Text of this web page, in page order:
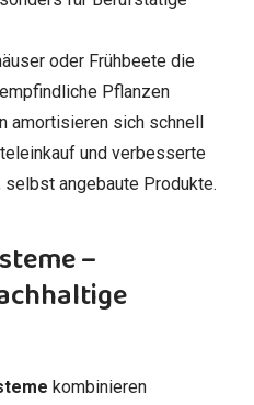
oder Frühbeete die
Pflanzen
amortisieren sich schnell
und verbesserte
angebaute Produkte.
–
kombinieren